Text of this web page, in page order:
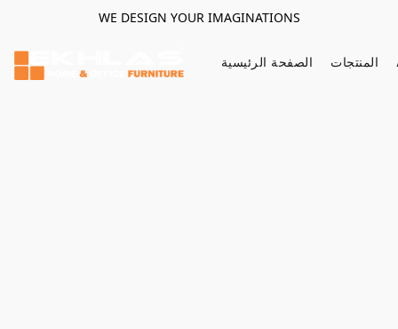
WE DESIGN YOUR IMAGINATIONS
الصفحة الرئيسية المنتجات